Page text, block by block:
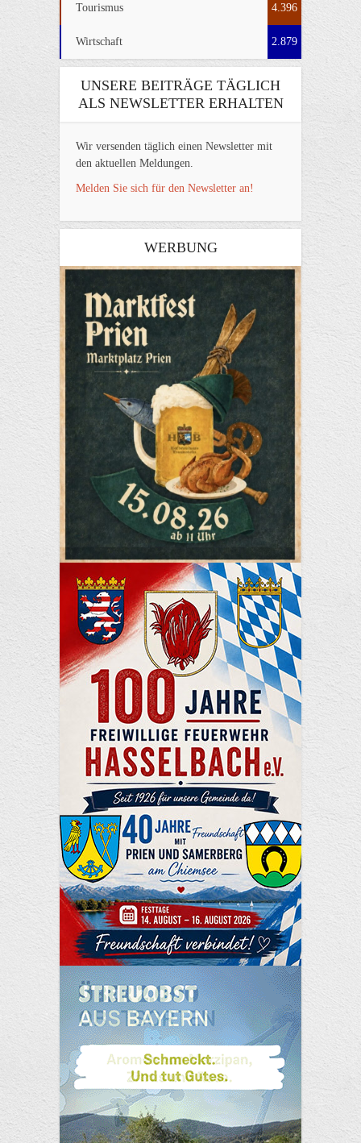
Tourismus 4.396
Wirtschaft 2.879
UNSERE BEITRÄGE TÄGLICH
ALS NEWSLETTER ERHALTEN
Wir versenden täglich einen Newsletter mit
den aktuellen Meldungen.
Melden Sie sich für den Newsletter an!
WERBUNG